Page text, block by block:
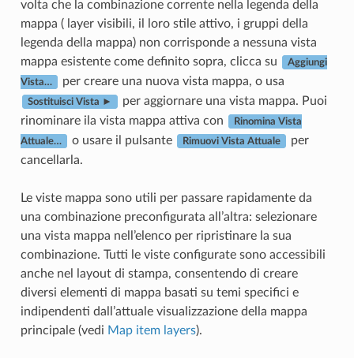
volta che la combinazione corrente nella legenda della
mappa ( layer visibili, il loro stile attivo, i gruppi della
legenda della mappa) non corrisponde a nessuna vista
mappa esistente come definito sopra, clicca su
Aggiungi
Vista… per creare una nuova vista mappa, o usa
Sostituisci Vista ►
per aggiornare una vista mappa. Puoi
rinominare ila vista mappa attiva con
Rinomina Vista
Attuale… o usare il pulsante Rimuovi Vista Attuale
per
cancellarla.
Le viste mappa sono utili per passare rapidamente da
una combinazione preconfigurata all’altra: selezionare
una vista mappa nell’elenco per ripristinare la sua
combinazione. Tutti le viste configurate sono accessibili
anche nel layout di stampa, consentendo di creare
diversi elementi di mappa basati su temi specifici e
indipendenti dall’attuale visualizzazione della mappa
principale (vedi Map item layers).